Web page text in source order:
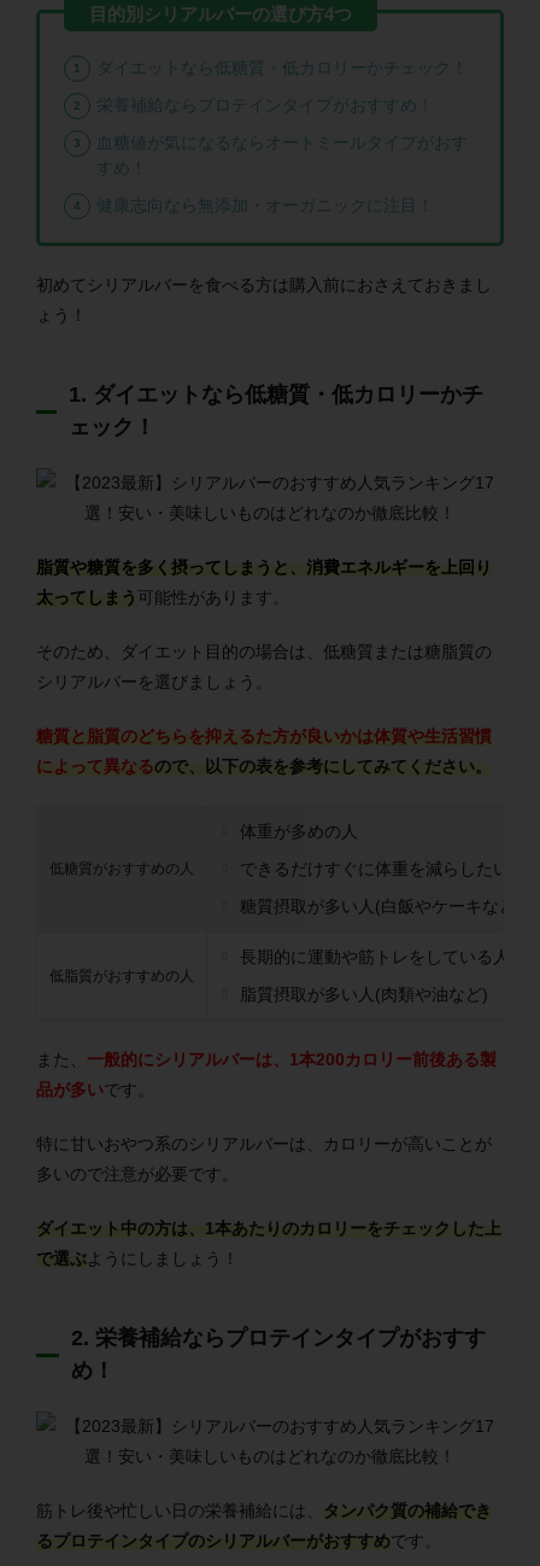
ダイエットなら低糖質・低カロリーかチェック！
栄養補給ならプロテインタイプがおすすめ！
血糖値が気になるならオートミールタイプがおす
すめ！
健康志向なら無添加・オーガニックに注目！
初めてシリアルバーを食べる方は購入前におさえておきまし
ょう！
1. ダイエットなら低糖質・低カロリーかチ
ェック！
脂質や糖質を多く摂ってしまうと、消費エネルギーを上回り
太ってしまう 可能性があります。
そのため、ダイエット目的の場合は、低糖質または糖脂質の
シリアルバーを選びましょう。
糖質と脂質のどちらを抑えるた方が良いかは体質や生活習慣
によって異なるので、以下の表を参考にしてみてください。
低糖質がおすすめの人
体重が多めの人
できるだけすぐに体重を減らしたい
糖質摂取が多い人(白飯やケーキなど)
低脂質がおすすめの人
長期的に運動や筋トレをしている人
脂質摂取が多い人(肉類や油など)
また、 一般的にシリアルバーは、1本200カロリー前後ある製
品が多いです。
特に甘いおやつ系のシリアルバーは、カロリーが高いことが
多いので注意が必要です。
ダイエット中の方は、1本あたりのカロリーをチェックした上
で選ぶようにしましょう！
2. 栄養補給ならプロテインタイプがおすす
め！
筋トレ後や忙しい日の栄養補給には、
タンパク質の補給でき
るプロテインタイプのシリアルバーがおすすめです。